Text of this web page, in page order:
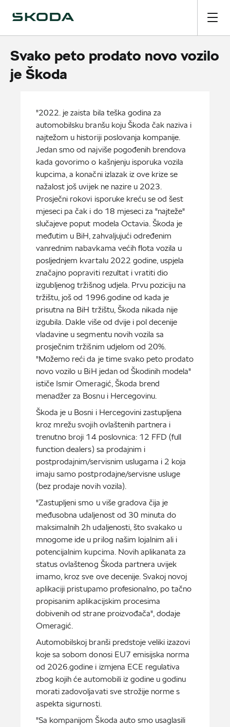
Svako peto prodato novo vozilo
je Škoda
"2022. je zaista bila teška godina za
automobilsku branšu koju Škoda čak naziva i
najtežom u historiji poslovanja kompanije.
Jedan smo od najviše pogođenih brendova
kada govorimo o kašnjenju isporuka vozila
kupcima, a konačni izlazak iz ove krize se
nažalost još uvijek ne nazire u 2023.
Prosječni rokovi isporuke kreću se od šest
mjeseci pa čak i do 18 mjeseci za "najteže"
slučajeve poput modela Octavia. Škoda je
međutim u BiH, zahvaljujući određenim
vanrednim nabavkama većih flota vozila u
posljednjem kvartalu 2022 godine, uspjela
značajno popraviti rezultat i vratiti dio
izgubljenog tržišnog udjela. Prvu poziciju na
tržištu, još od 1996.godine od kada je
prisutna na BiH tržištu, Škoda nikada nije
izgubila. Dakle više od dvije i pol decenije
vladavine u segmentu novih vozila sa
prosječnim tržišnim udjelom od 20%.
"Možemo reći da je time svako peto prodato
novo vozilo u BiH jedan od Škodinih modela"
ističe Ismir Omeragić, Škoda brend
menadžer za Bosnu i Hercegovinu.
Škoda je u Bosni i Hercegovini zastupljena
kroz mrežu svojih ovlaštenih partnera i
trenutno broji 14 poslovnica: 12 FFD (full
function dealers) sa prodajnim i
postprodajnim/servisnim uslugama i 2 koja
imaju samo postprodajne/servisne usluge
(bez prodaje novih vozila).
"Zastupljeni smo u više gradova čija je
međusobna udaljenost od 30 minuta do
maksimalnih 2h udaljenosti, što svakako u
mnogome ide u prilog našim lojalnim ali i
potencijalnim kupcima. Novih aplikanata za
status ovlaštenog Škoda partnera uvijek
imamo, kroz sve ove decenije. Svakoj novoj
aplikaciji pristupamo profesionalno, po tačno
propisanim aplikacijskim procesima
dobivenih od strane proizvođača", dodaje
Omeragić.
Automobilskoj branši predstoje veliki izazovi
koje sa sobom donosi EU7 emisijska norma
od 2026.godine i izmjena ECE regulativa
zbog kojih će automobili iz godine u godinu
morati zadovoljavati sve strožije norme s
aspekta sigurnosti.
"Sa kompanijom Škoda auto smo usaglasili